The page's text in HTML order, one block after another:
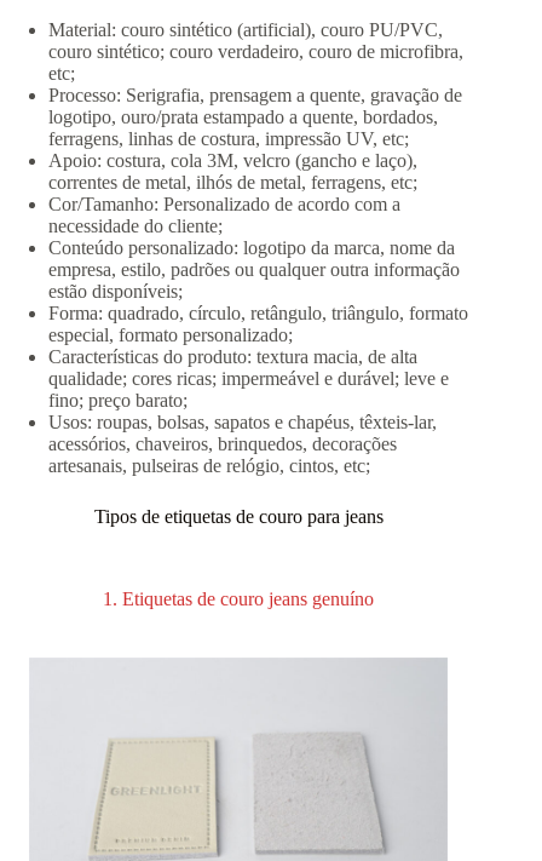
Material: couro sintético (artificial), couro PU/PVC,
couro sintético; couro verdadeiro, couro de microfibra,
etc;
Processo: Serigrafia, prensagem a quente, gravação de
logotipo, ouro/prata estampado a quente, bordados,
ferragens, linhas de costura, impressão UV, etc;
Apoio: costura, cola 3M, velcro (gancho e laço),
correntes de metal, ilhós de metal, ferragens, etc;
Cor/Tamanho: Personalizado de acordo com a
necessidade do cliente;
Conteúdo personalizado: logotipo da marca, nome da
empresa, estilo, padrões ou qualquer outra informação
estão disponíveis;
Forma: quadrado, círculo, retângulo, triângulo, formato
especial, formato personalizado;
Características do produto: textura macia, de alta
qualidade; cores ricas; impermeável e durável; leve e
fino; preço barato;
Usos: roupas, bolsas, sapatos e chapéus, têxteis-lar,
acessórios, chaveiros, brinquedos, decorações
artesanais, pulseiras de relógio, cintos, etc;
Tipos de etiquetas de couro para jeans
1. Etiquetas de couro jeans genuíno